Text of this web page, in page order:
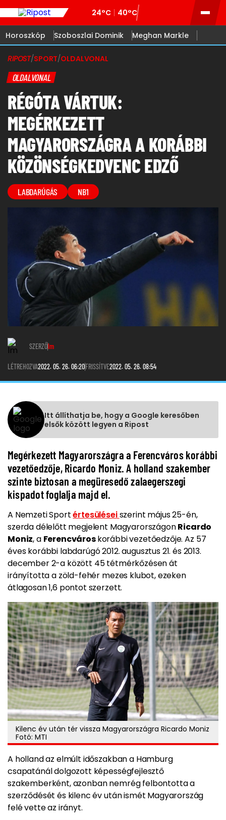
24°C 40°C
Horoszkóp Szoboszlai Dominik Meghan Markle
RIPOST/SPORT/OLDALVONAL
OLDALVONAL
RÉGÓTA VÁRTUK:
MEGÉRKEZETT
MAGYARORSZÁGRA A KORÁBBI
KÖZÖNSÉGKEDVENC EDZŐ
LABDARÚGÁS NB1
SZERZŐlm
LÉTREHOZVA2022. 05. 26. 06:20FRISSÍTVE2022. 05. 26. 08:54
Itt állíthatja be, hogy a Google keresőben
elsők között legyen a Ripost
Megérkezett Magyarországra a Ferencváros korábbi
vezetőedzője, Ricardo Moniz. A holland szakember
szinte biztosan a megüresedő zalaegerszegi
kispadot foglalja majd el.
A Nemzeti Sportértesüléseiszerint május 25-én,
szerda délelőtt megjelent MagyarországonRicardo
Moniz, a Ferencvároskorábbi vezetőedzője. Az 57
éves korábbi labdarúgó 2012. augusztus 21. és 2013.
december 2-a között 45 tétmérkőzésen át
irányította a zöld-fehér mezes klubot, ezeken
átlagosan 1,6 pontot szerzett.
Kilenc év után tér vissza Magyarországra Ricardo Moniz
Fotó: MTI
A holland az elmúlt időszakban a Hamburg
csapatánál dolgozott képességfejlesztő
szakemberként, azonban nemrég felbontotta a
szerződését és kilenc év után ismét Magyarország
felé vette az irányt.